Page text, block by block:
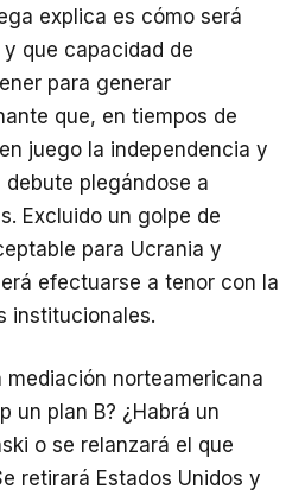
explica es cómo será
que capacidad de
para generar
que, en tiempos de
juego la independencia y
plegándose a
Excluido un golpe de
para Ucrania y
efectuarse a tenor con la
institucionales.
mediación norteamericana
un plan B? ¿Habrá un
o se relanzará el que
retirará Estados Unidos y